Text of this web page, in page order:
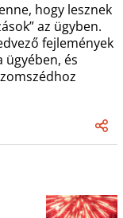
hogy lesznek
az ügyben.
fejlemények
és